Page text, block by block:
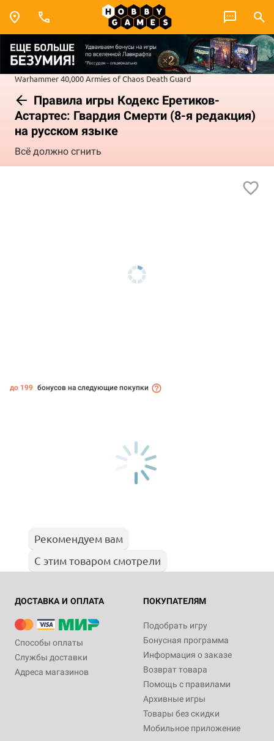
Warhammer 40,000Armies of Chaos Death Guard
Правила игры Кодекс Еретиков-
Астартес: Гвардия Смерти (8-я редакция)
на русском языке
Всё должно сгнить
до 199 бонусов на следующие покупки
Рекомендуем вам
С этим товаром смотрели
ДОСТАВКА И ОПЛАТА
Способы оплаты
Службы доставки
Адреса магазинов
ПОКУПАТЕЛЯМ
Подобрать игру
Бонусная программа
Информация о заказе
Возврат товара
Помощь с правилами
Архивные игры
Товары без скидки
Мобильное приложение